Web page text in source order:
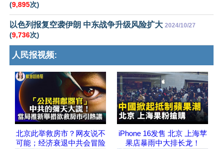
(9,895次)
以色列报复空袭伊朗 中东战争升级风险扩大 2024/10/27
(9,736次)
人民报视频:
北京此举救房市？网友说不
可能；经济衰退中共会冒险
iPhone 16发售 北京 上海苹
果店暴雨中大排长龙！